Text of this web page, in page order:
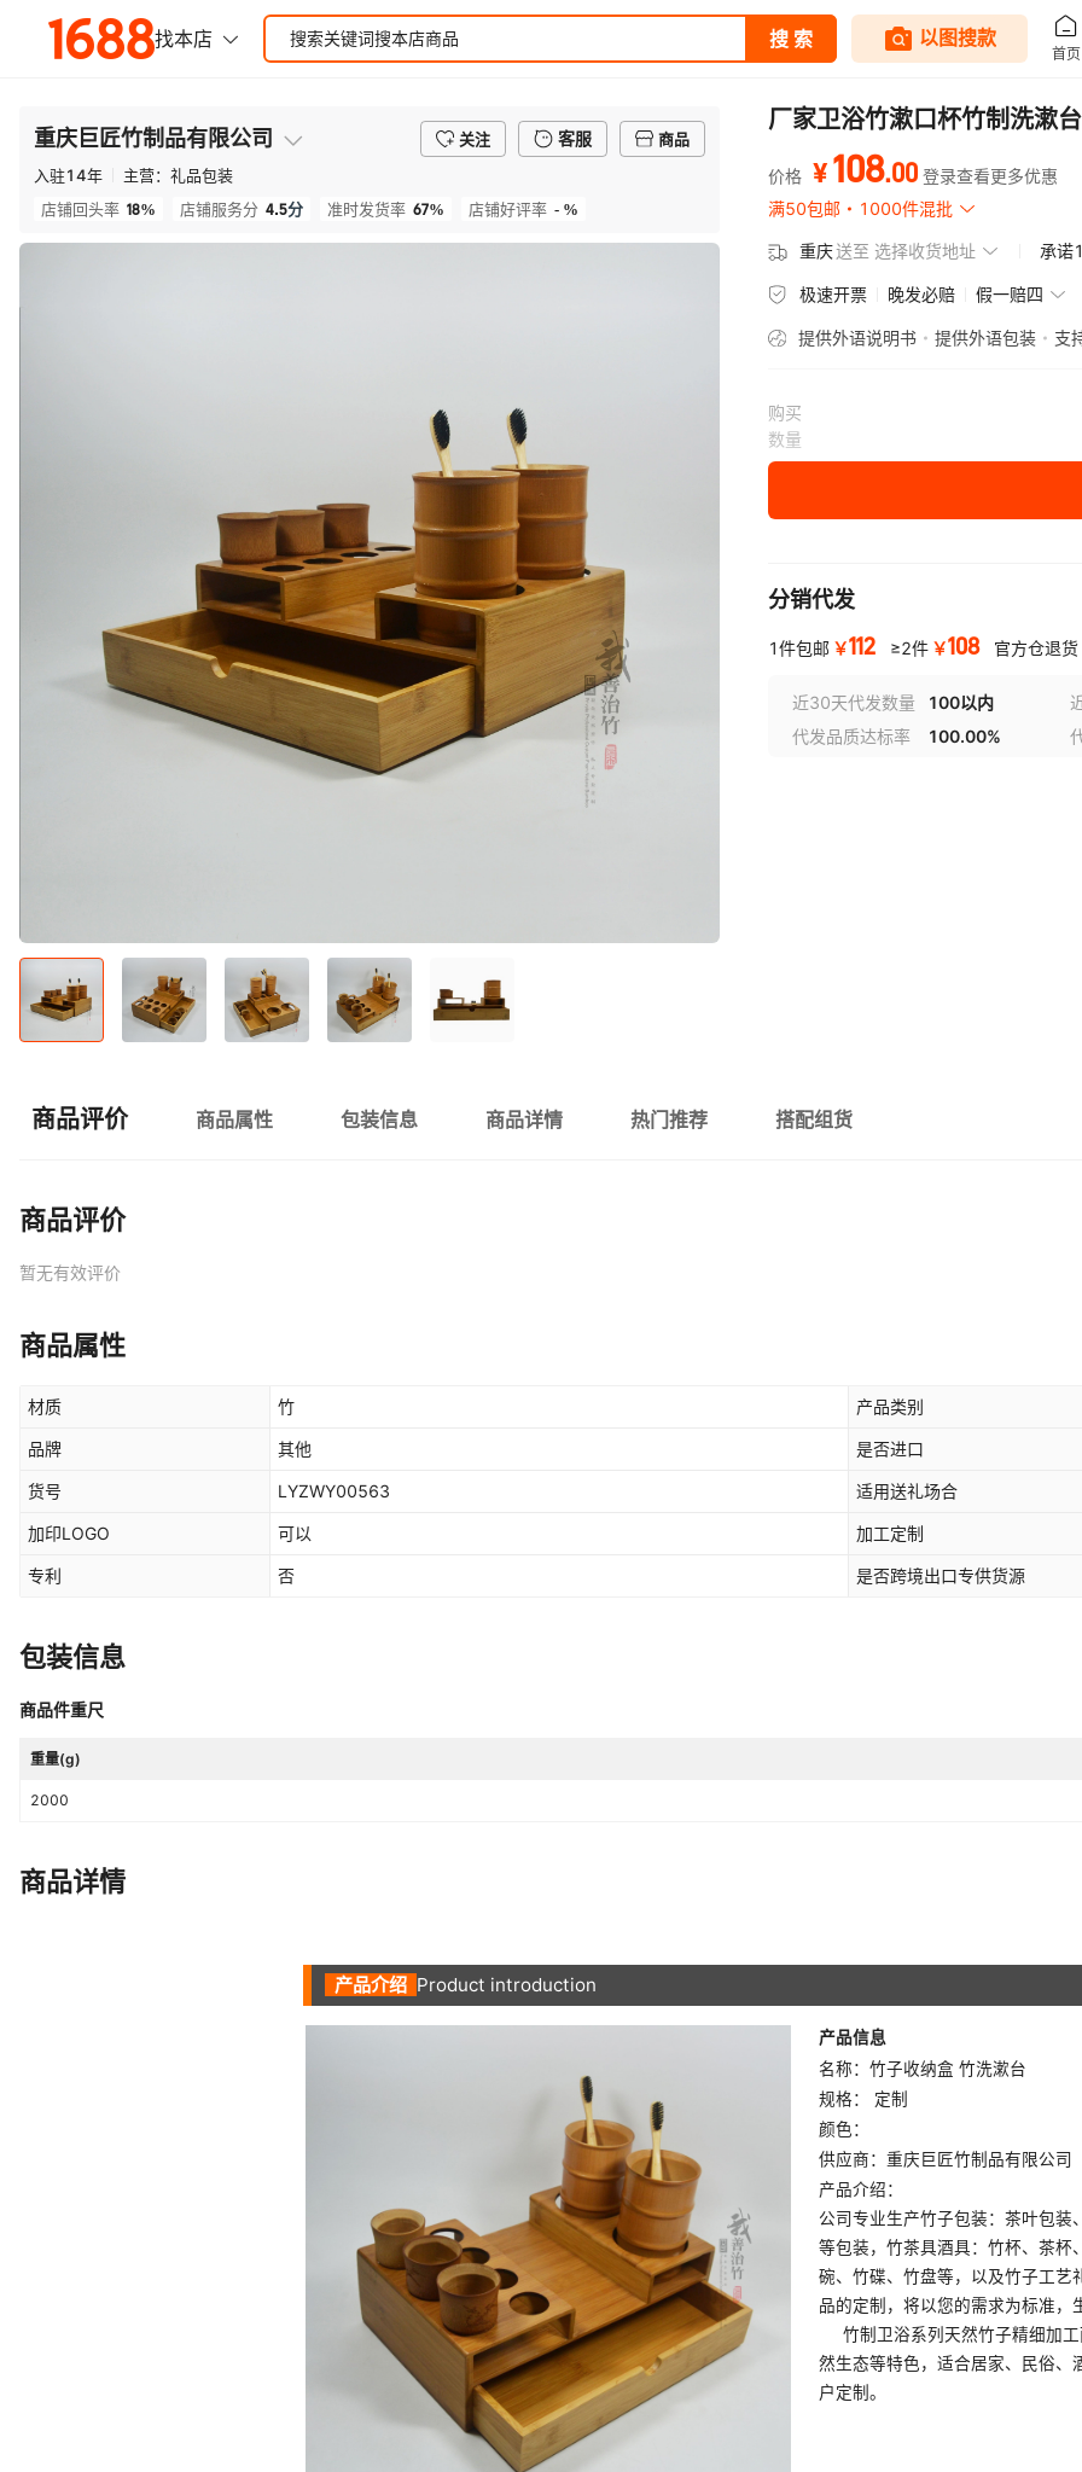
重庆巨匠竹制品有限公司 关注 客服
商品
入驻14年 主营： 礼品包装
店铺回头率 18% 店铺服务分 4.5分 准时发货率 67% 店铺好评率 - %
厂家卫浴竹漱口杯竹制洗漱
价格 ¥108.00 登录查看更多优惠
满50包邮
1000件混批
重庆送至 选择收货地址 承诺
极速开票 晚发必赔 假一赔四
提供外语说明书 提供外语包装 支
购买
数量
分销代发
1件包邮 ￥112 ≥2件 ￥108 官方仓退货
近30天代发数量 100以内
代发品质达标率
100.00%
商品评价 商品属性 包装信息 商品详情 热门推荐 搭配组货
商品评价
暂无有效评价
商品属性
材质 竹 产品类别
品牌 其他 是否进口
货号 LYZWY00563 适用送礼场合
加印LOGO 可以 加工定制
专利 否 是否跨境出口专供货源
包装信息
商品件重尺
重量(g)
2000
商品详情